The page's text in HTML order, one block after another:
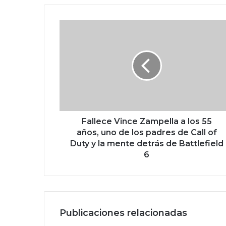
i
l
Fallece Vince Zampella a los 55
años, uno de los padres de Call of
Duty y la mente detrás de Battlefield
6
Publicaciones relacionadas